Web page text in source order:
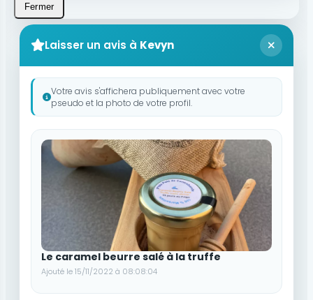
Fermer
Laisser un avis à Kevyn
Votre avis s'affichera publiquement avec votre
pseudo et la photo de votre profil.
Le caramel beurre salé à la truffe
Ajouté le 15/11/2022 à 08:08:04